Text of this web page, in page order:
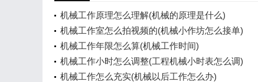
机械工作原理怎么理解(机械的原理是什么)
机械工作室怎么拍视频的(机械小作坊怎么接单)
机械工作年限怎么算(机械工作时间)
机械工作小时怎么调整(工程机械小时表怎么调)
机械工作怎么充实(机械以后工作怎么办)